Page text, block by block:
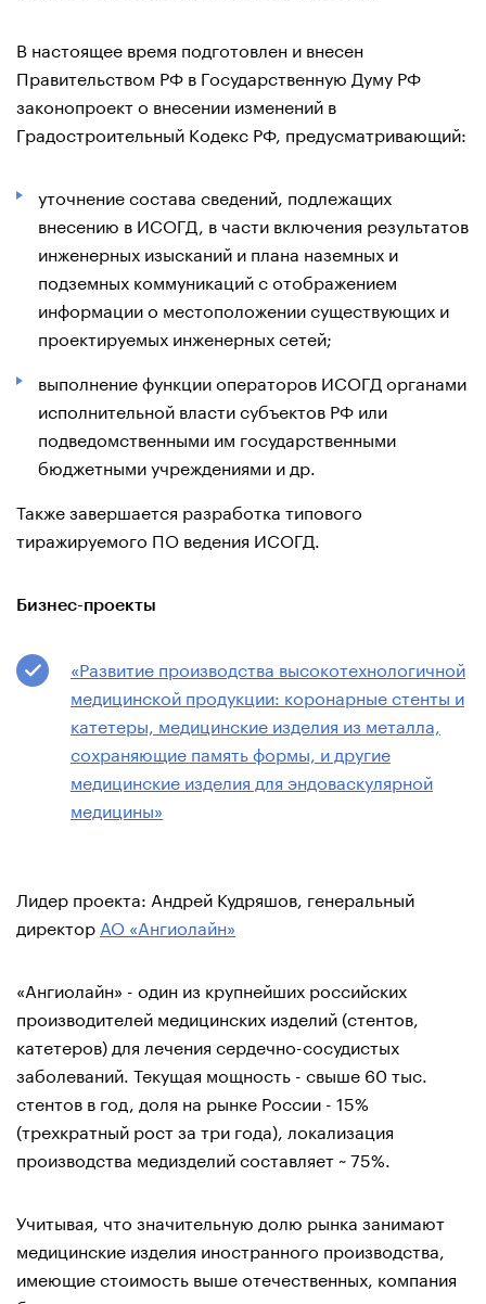
В настоящее время подготовлен и внесен
Правительством РФ в Государственную Думу РФ
законопроект о внесении изменений в
Градостроительный Кодекс РФ, предусматривающий:
уточнение состава сведений, подлежащих
внесению в ИСОГД, в части включения результатов
инженерных изысканий и плана наземных и
подземных коммуникаций с отображением
информации о местоположении существующих и
проектируемых инженерных сетей;
выполнение функции операторов ИСОГД органами
исполнительной власти субъектов РФ или
подведомственными им государственными
бюджетными учреждениями и др.
Также завершается разработка типового
тиражируемого ПО ведения ИСОГД.
Бизнес-проекты
«Развитие производства высокотехнологичной
медицинской продукции: коронарные стенты и
катетеры, медицинские изделия из металла,
сохраняющие память формы, и другие
медицинские изделия для эндоваскулярной
медицины»
Лидер проекта: Андрей Кудряшов, генеральный
директор АО «Ангиолайн»
«Ангиолайн» - один из крупнейших российских
производителей медицинских изделий (стентов,
катетеров) для лечения сердечно-сосудистых
заболеваний. Текущая мощность - свыше 60 тыс.
стентов в год, доля на рынке России - 15%
(трехкратный рост за три года), локализация
производства медизделий составляет ~ 75%.
Учитывая, что значительную долю рынка занимают
медицинские изделия иностранного производства,
имеющие стоимость выше отечественных, компания